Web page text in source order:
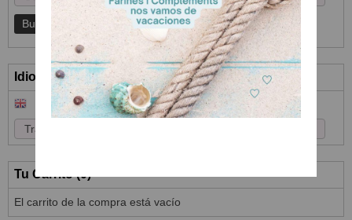
Idioma
Tu Carrito (0)
El carrito de la compra está vacío